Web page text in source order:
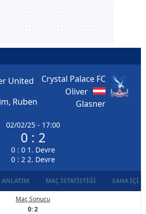
United
Ruben
02/02/25 - 17:00
0 : 2
0 : 0 1. Devre
0 : 2 2. Devre
Crystal Palace FC
Oliver
Glasner
MAÇ İSTATISTIĞI SAHA İÇI
Maç Sonucu
0: 2